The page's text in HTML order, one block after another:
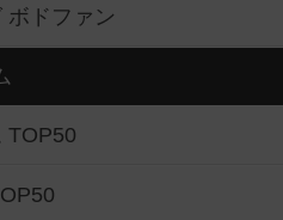
ボドファン
TOP50